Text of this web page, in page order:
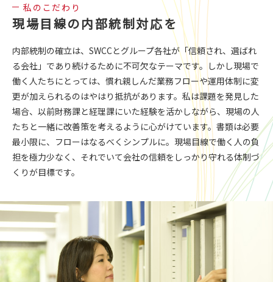
私のこだわり
現場目線の内部統制対応を
内部統制の確立は、SWCCとグループ各社が「信頼され、選ばれ
る会社」であり続けるために不可欠なテーマです。しかし現場で
働く人たちにとっては、慣れ親しんだ業務フローや運用体制に変
更が加えられるのはやはり抵抗があります。私は課題を発見した
場合、以前財務課と経理課にいた経験を活かしながら、現場の人
たちと一緒に改善策を考えるように心がけています。書類は必要
最小限に、フローはなるべくシンプルに。現場目線で働く人の負
担を極力少なく、それでいて会社の信頼をしっかり守れる体制づ
くりが目標です。